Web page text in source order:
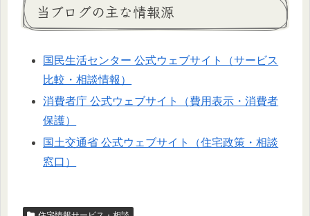
当ブログの主な情報源
国民生活センター 公式ウェブサイト（サービス
比較・相談情報）
消費者庁 公式ウェブサイト（費用表示・消費者
保護）
国土交通省 公式ウェブサイト（住宅政策・相談
窓口）